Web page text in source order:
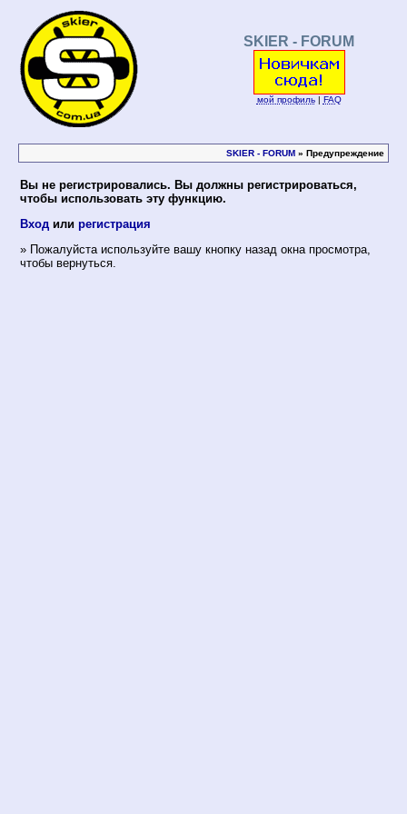
SKIER - FORUM
мой профиль| FAQ
SKIER - FORUM » Предупреждение
Вы не регистрировались. Вы должны регистрироваться,
чтобы использовать эту функцию.
Вход или регистрация
» Пожалуйста используйте вашу кнопку назад окна просмотра,
чтобы вернуться.